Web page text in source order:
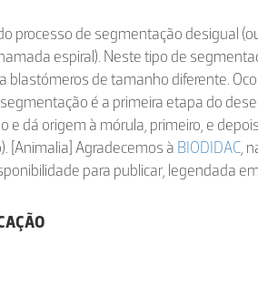
processo de segmentação desigual
espiral). Neste tipo de
blastómeros de tamanho diferente.
é a primeira etapa do
e dá origem à mórula, primeiro, e
[Animalia] Agradecemos à BIODIDAC,
para publicar, legendada